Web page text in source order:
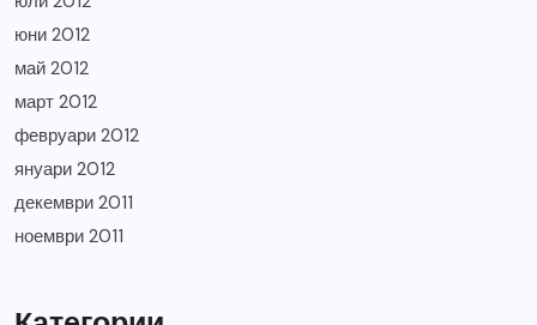
юни 2012
май 2012
март 2012
февруари 2012
януари 2012
декември 2011
ноември 2011